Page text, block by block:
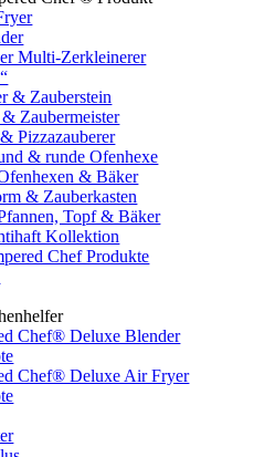
Multi-Zerkleinerer
& Zauberstein
Zaubermeister
Pizzazauberer
& runde Ofenhexe
& Bäker
& Zauberkasten
Topf & Bäker
Kollektion
Chef Produkte
Chef® Deluxe Blender
Chef® Deluxe Air Fryer